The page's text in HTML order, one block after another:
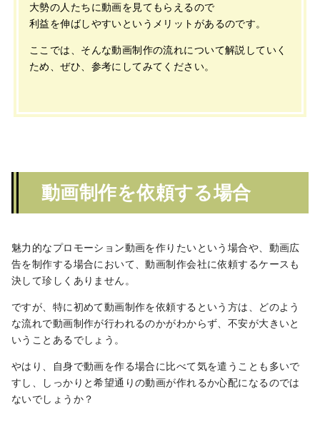
大勢の人たちに動画を見てもらえるので
利益を伸ばしやすいというメリットがあるのです。
ここでは、そんな動画制作の流れについて解説していく
ため、ぜひ、参考にしてみてください。
動画制作を依頼する場合
魅力的なプロモーション動画を作りたいという場合や、動画広
告を制作する場合において、動画制作会社に依頼するケースも
決して珍しくありません。
ですが、特に初めて動画制作を依頼するという方は、どのよう
な流れで動画制作が行われるのかがわからず、不安が大きいと
いうことあるでしょう。
やはり、自身で動画を作る場合に比べて気を遣うことも多いで
すし、しっかりと希望通りの動画が作れるか心配になるのでは
ないでしょうか？